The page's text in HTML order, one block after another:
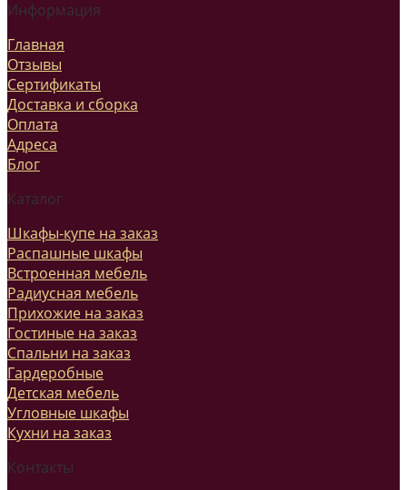
Информация
Главная
Отзывы
Сертификаты
Доставка и сборка
Оплата
Адреса
Блог
Каталог
Шкафы-купе на заказ
Распашные шкафы
Встроенная мебель
Радиусная мебель
Прихожие на заказ
Гостиные на заказ
Спальни на заказ
Гардеробные
Детская мебель
Угловные шкафы
Кухни на заказ
Контакты